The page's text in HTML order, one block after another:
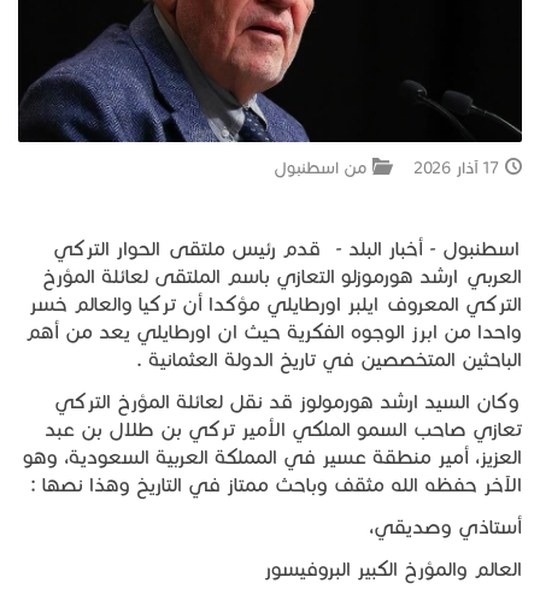
يحكى أن
17 آذار 2026 من اسطنبول
اسطنبول - أخبار البلد - قدم رئيس ملتقى الحوار التركي
العربي ارشد هورموزلو التعازي باسم الملتقى لعائلة المؤرخ
التركي المعروف ايلبر اورطايلي مؤكدا أن تركيا والعالم خسر
واحدا من ابرز الوجوه الفكرية حيث ان اورطايلي يعد من أهم
الباحثين المتخصصين في تاريخ الدولة العثمانية .
وكان السيد ارشد هورمولوز قد نقل لعائلة المؤرخ التركي
تعازي صاحب السمو الملكي الأمير تركي بن طلال بن عبد
العزيز، أمير منطقة عسير في المملكة العربية السعودية، وهو
الآخر حفظه الله مثقف وباحث ممتاز في التاريخ وهذا نصها :
أستاذي وصديقي،
العالم والمؤرخ الكبير البروفيسور